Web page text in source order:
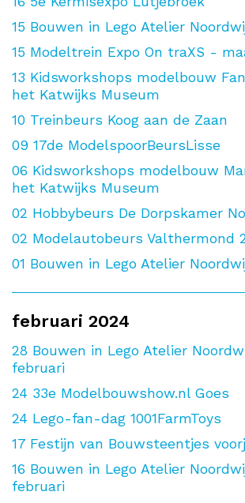
15 Bouwen in Lego Atelier
15 Modeltrein Expo On traXS -
13 Kidsworkshops modelbouw
het Katwijks Museum
10 Treinbeurs Koog aan de Zaan
09 17de ModelspoorBeursLisse
06 Kidsworkshops modelbouw
het Katwijks Museum
02 Hobbybeurs De Dorpskamer
02 Modelautobeurs Valthermond
01 Bouwen in Lego Atelier
februari 2024
28 Bouwen in Lego Atelier
februari
24 33e Modelbouwshow.nl Goes
24 Lego-fan-dag 1001FarmToys
17 Festijn van Bouwsteentjes
16 Bouwen in Lego Atelier
februari